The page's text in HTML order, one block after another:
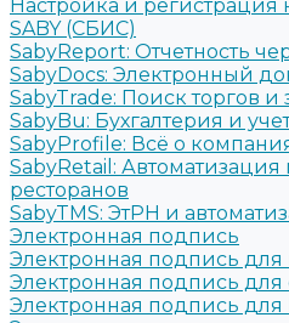
Настройка и
SABY (СБИС)
SabyReport: Отчетность
SabyDocs: Электронный
SabyTrade: Поиск торгов и
SabyBu: Бухгалтерия и
SabyProfile: Всё о
SabyRetail: Автоматизация
ресторанов
SabyTMS: ЭтРН и
Электронная подпись
Электронная подпись
Электронная подпись
Электронная подпись для